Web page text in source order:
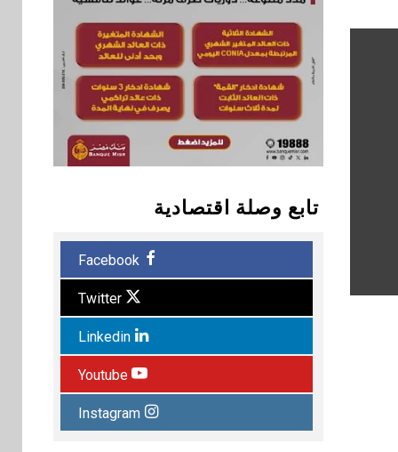
تابع وصلة اقتصادية
Facebook
Twitter
Linkedin
Youtube
Instagram